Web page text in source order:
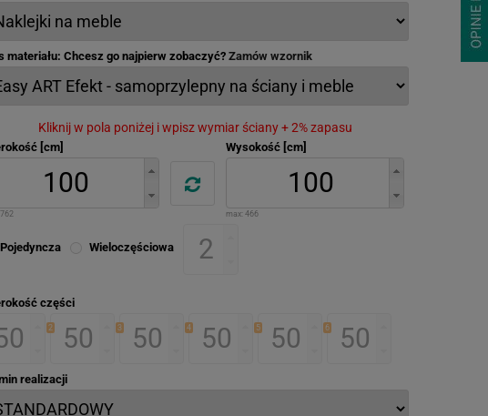
materiału: Chcesz go najpierw zobaczyć?Zamów wzornik
Kliknij w pola poniżej i wpisz wymiar ściany + 2% zapasu
[cm]
762
Wysokość [cm]
max: 466
Pojedyncza Wieloczęściowa
części
2 3 4 5 6
realizacji